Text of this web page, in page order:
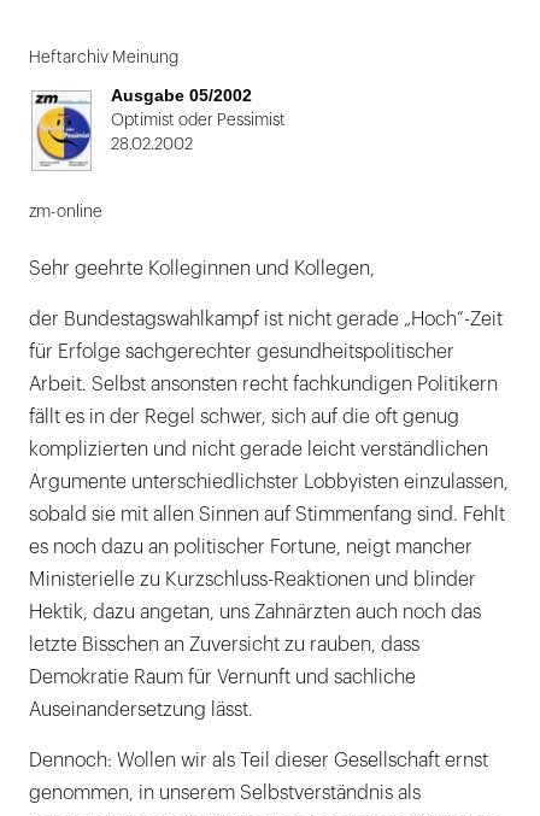
1
von
2
Heftarchiv Meinung
Ausgabe 05/2002
Optimist oder Pessimist
28.02.2002
zm-online
Sehr geehrte Kolleginnen und Kollegen,
der Bundestagswahlkampf ist nicht gerade „Hoch“-Zeit
für Erfolge sachgerechter gesundheitspolitischer
Arbeit. Selbst ansonsten recht fachkundigen Politikern
fällt es in der Regel schwer, sich auf die oft genug
komplizierten und nicht gerade leicht verständlichen
Argumente unterschiedlichster Lobbyisten einzulassen,
sobald sie mit allen Sinnen auf Stimmenfang sind. Fehlt
es noch dazu an politischer Fortune, neigt mancher
Ministerielle zu Kurzschluss-Reaktionen und blinder
Hektik, dazu angetan, uns Zahnärzten auch noch das
letzte Bisschen an Zuversicht zu rauben, dass
Demokratie Raum für Vernunft und sachliche
Auseinandersetzung lässt.
Dennoch: Wollen wir als Teil dieser Gesellschaft ernst
genommen, in unserem Selbstverständnis als